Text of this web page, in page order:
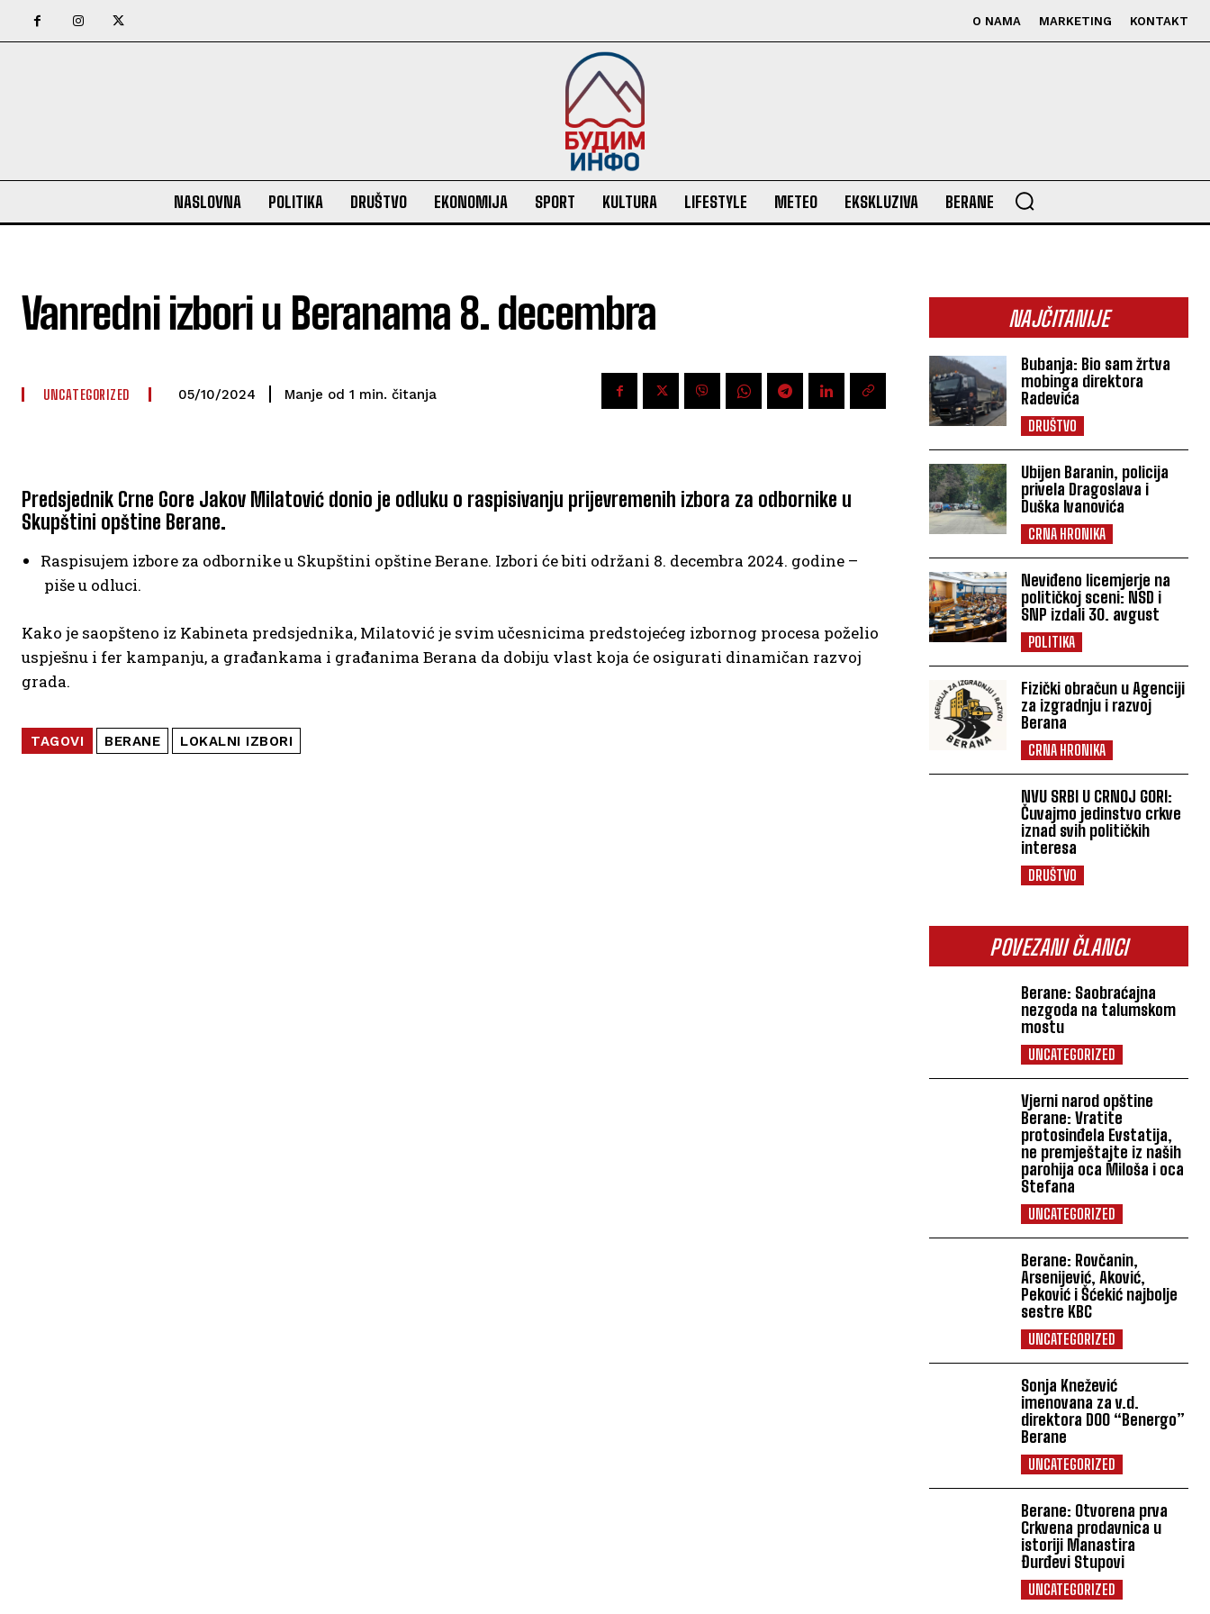
O NAMA MARKETING KONTAKT
NASLOVNA POLITIKA DRUŠTVO EKONOMIJA SPORT KULTURA LIFESTYLE METEO EKSKLUZIVA BERANE
NAJČITANIJE
Bubanja: Bio sam žrtva
mobinga direktora
Radevića
DRUŠTVO
Ubijen Baranin, policija
privela Dragoslava i
Duška Ivanovića
CRNA HRONIKA
Neviđeno licemjerje na
političkoj sceni: NSD i
SNP izdali 30. avgust
POLITIKA
Fizički obračun u Agenciji
za izgradnju i razvoj
Berana
CRNA HRONIKA
NVU SRBI U CRNOJ GORI:
Čuvajmo jedinstvo crkve
iznad svih političkih
interesa
DRUŠTVO
POVEZANI ČLANCI
Berane: Saobraćajna
nezgoda na talumskom
mostu
UNCATEGORIZED
Vjerni narod opštine
Berane: Vratite
protosinđela Evstatija,
ne premještajte iz naših
parohija oca Miloša i oca
Stefana
UNCATEGORIZED
Berane: Rovčanin,
Arsenijević, Aković,
Peković i Šćekić najbolje
sestre KBC
UNCATEGORIZED
Sonja Knežević
imenovana za v.d.
direktora DOO “Benergo”
Berane
UNCATEGORIZED
Berane: Otvorena prva
Crkvena prodavnica u
istoriji Manastira
Đurđevi Stupovi
UNCATEGORIZED
Vanredni izbori u Beranama 8. decembra
UNCATEGORIZED 05/10/2024 Manje od 1 min. čitanja
Predsjednik Crne Gore Jakov Milatović donio je odluku o raspisivanju prijevremenih izbora za odbornike u
Skupštini opštine Berane.
Raspisujem izbore za odbornike u Skupštini opštine Berane. Izbori će biti održani 8. decembra 2024. godine –
piše u odluci.
Kako je saopšteno iz Kabineta predsjednika, Milatović je svim učesnicima predstojećeg izbornog procesa poželio
uspješnu i fer kampanju, a građankama i građanima Berana da dobiju vlast koja će osigurati dinamičan razvoj
grada.
TAGOVI BERANE LOKALNI IZBORI